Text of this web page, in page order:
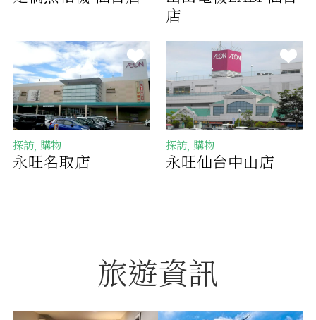
店
探訪, 購物
永旺名取店
探訪, 購物
永旺仙台中山店
旅遊資訊